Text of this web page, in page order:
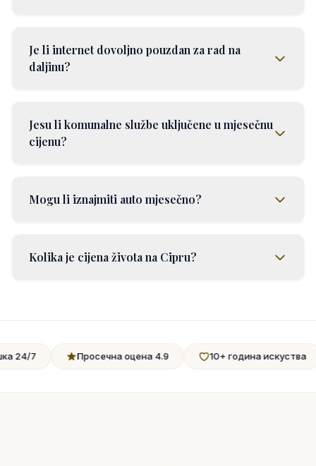
Je li internet dovoljno pouzdan za rad na
daljinu?
Jesu li komunalne službe uključene u mjesečnu
cijenu?
Mogu li iznajmiti auto mjesečno?
Kolika je cijena života na Cipru?
Просечна оцена 4.9 10+ година искуства